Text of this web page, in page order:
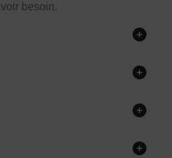
besoin.